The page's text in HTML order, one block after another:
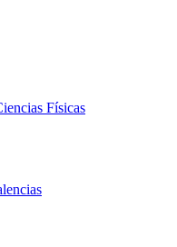
Físicas